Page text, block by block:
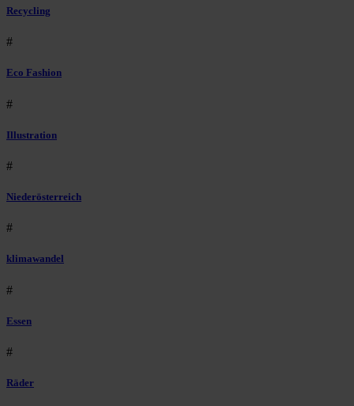
Recycling
#
Eco Fashion
#
Illustration
#
Niederösterreich
#
klimawandel
#
Essen
#
Räder